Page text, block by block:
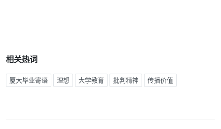
相关热词
厦大毕业寄语 理想 大学教育 批判精神 传播价值